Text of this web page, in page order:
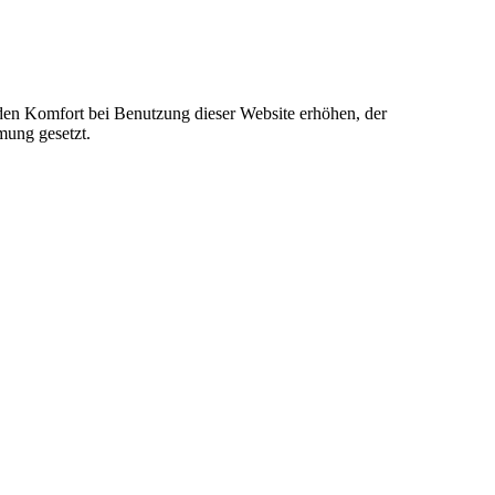
Komfort bei Benutzung dieser Website erhöhen, der
gesetzt.